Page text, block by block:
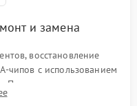
и замена
восстановление
чипов с использованием
Прошивка микросхемы
портов USB